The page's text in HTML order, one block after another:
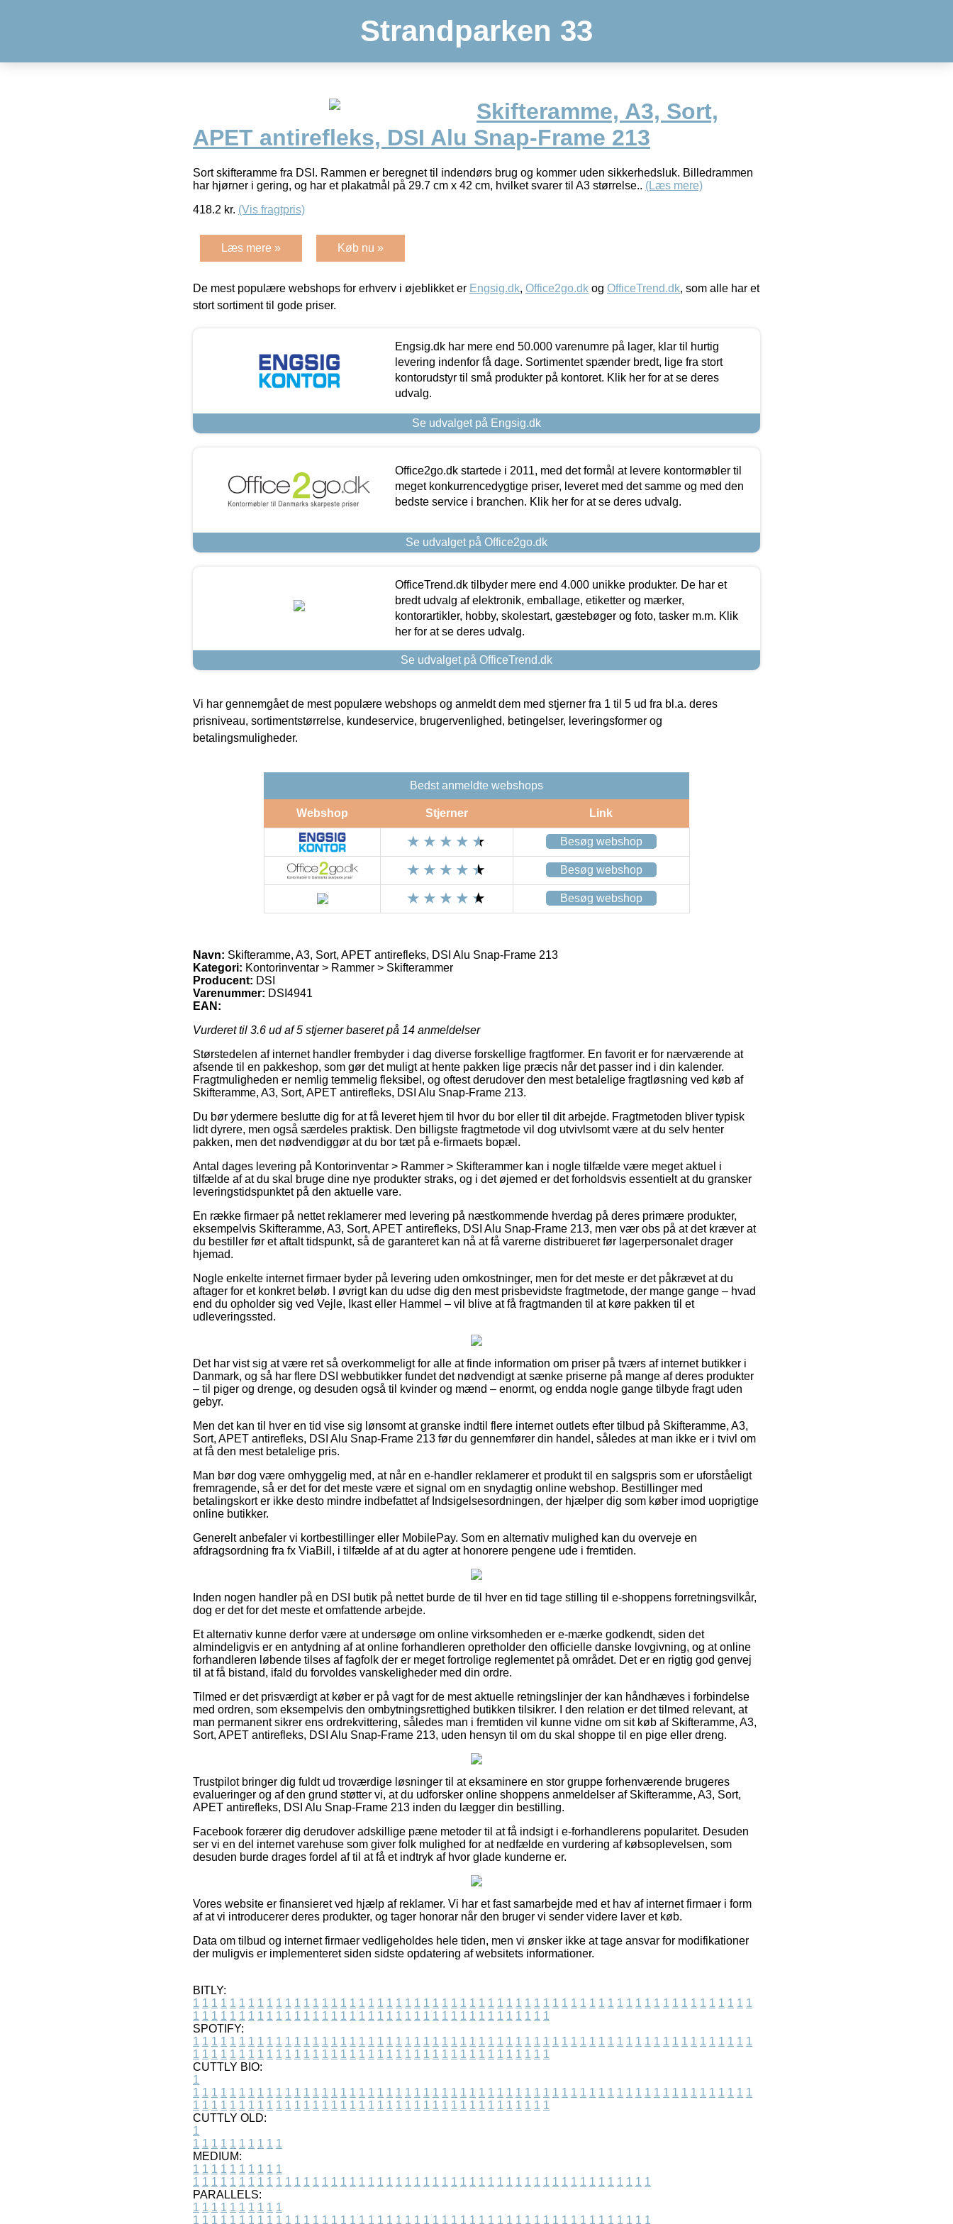
Strandparken 33
Skifteramme, A3, Sort,
APET antirefleks, DSI Alu Snap-Frame 213
Sort skifteramme fra DSI. Rammen er beregnet til indendørs brug og kommer uden sikkerhedsluk. Billedrammen
har hjørner i gering, og har et plakatmål på 29.7 cm x 42 cm, hvilket svarer til A3 størrelse.. (Læs mere)
418.2 kr. (Vis fragtpris)
Læs mere » Køb nu »
De mest populære webshops for erhverv i øjeblikket er Engsig.dk, Office2go.dk og OfficeTrend.dk, som alle har et
stort sortiment til gode priser.
Engsig.dk har mere end 50.000 varenumre på lager, klar til hurtig
levering indenfor få dage. Sortimentet spænder bredt, lige fra stort
kontorudstyr til små produkter på kontoret. Klik her for at se deres
udvalg.
Se udvalget på Engsig.dk
Office2go.dk startede i 2011, med det formål at levere kontormøbler til
meget konkurrencedygtige priser, leveret med det samme og med den
bedste service i branchen. Klik her for at se deres udvalg.
Se udvalget på Office2go.dk
OfficeTrend.dk tilbyder mere end 4.000 unikke produkter. De har et
bredt udvalg af elektronik, emballage, etiketter og mærker,
kontorartikler, hobby, skolestart, gæstebøger og foto, tasker m.m. Klik
her for at se deres udvalg.
Se udvalget på OfficeTrend.dk
Vi har gennemgået de mest populære webshops og anmeldt dem med stjerner fra 1 til 5 ud fra bl.a. deres
prisniveau, sortimentstørrelse, kundeservice, brugervenlighed, betingelser, leveringsformer og
betalingsmuligheder.
Bedst anmeldte webshops
Webshop Stjerner Link
Besøg webshop
Besøg webshop
Besøg webshop
Navn: Skifteramme, A3, Sort, APET antirefleks, DSI Alu Snap-Frame 213
Kategori: Kontorinventar > Rammer > Skifterammer
Producent: DSI
Varenummer: DSI4941
EAN:
Vurderet til 3.6 ud af 5 stjerner baseret på 14 anmeldelser
Størstedelen af internet handler frembyder i dag diverse forskellige fragtformer. En favorit er for nærværende at
afsende til en pakkeshop, som gør det muligt at hente pakken lige præcis når det passer ind i din kalender.
Fragtmuligheden er nemlig temmelig fleksibel, og oftest derudover den mest betalelige fragtløsning ved køb af
Skifteramme, A3, Sort, APET antirefleks, DSI Alu Snap-Frame 213.
Du bør ydermere beslutte dig for at få leveret hjem til hvor du bor eller til dit arbejde. Fragtmetoden bliver typisk
lidt dyrere, men også særdeles praktisk. Den billigste fragtmetode vil dog utvivlsomt være at du selv henter
pakken, men det nødvendiggør at du bor tæt på e-firmaets bopæl.
Antal dages levering på Kontorinventar > Rammer > Skifterammer kan i nogle tilfælde være meget aktuel i
tilfælde af at du skal bruge dine nye produkter straks, og i det øjemed er det forholdsvis essentielt at du gransker
leveringstidspunktet på den aktuelle vare.
En række firmaer på nettet reklamerer med levering på næstkommende hverdag på deres primære produkter,
eksempelvis Skifteramme, A3, Sort, APET antirefleks, DSI Alu Snap-Frame 213, men vær obs på at det kræver at
du bestiller før et aftalt tidspunkt, så de garanteret kan nå at få varerne distribueret før lagerpersonalet drager
hjemad.
Nogle enkelte internet firmaer byder på levering uden omkostninger, men for det meste er det påkrævet at du
aftager for et konkret beløb. I øvrigt kan du udse dig den mest prisbevidste fragtmetode, der mange gange – hvad
end du opholder sig ved Vejle, Ikast eller Hammel – vil blive at få fragtmanden til at køre pakken til et
udleveringssted.
Det har vist sig at være ret så overkommeligt for alle at finde information om priser på tværs af internet butikker i
Danmark, og så har flere DSI webbutikker fundet det nødvendigt at sænke priserne på mange af deres produkter
– til piger og drenge, og desuden også til kvinder og mænd – enormt, og endda nogle gange tilbyde fragt uden
gebyr.
Men det kan til hver en tid vise sig lønsomt at granske indtil flere internet outlets efter tilbud på Skifteramme, A3,
Sort, APET antirefleks, DSI Alu Snap-Frame 213 før du gennemfører din handel, således at man ikke er i tvivl om
at få den mest betalelige pris.
Man bør dog være omhyggelig med, at når en e-handler reklamerer et produkt til en salgspris som er uforståeligt
fremragende, så er det for det meste være et signal om en snydagtig online webshop. Bestillinger med
betalingskort er ikke desto mindre indbefattet af Indsigelsesordningen, der hjælper dig som køber imod uoprigtige
online butikker.
Generelt anbefaler vi kortbestillinger eller MobilePay. Som en alternativ mulighed kan du overveje en
afdragsordning fra fx ViaBill, i tilfælde af at du agter at honorere pengene ude i fremtiden.
Inden nogen handler på en DSI butik på nettet burde de til hver en tid tage stilling til e-shoppens forretningsvilkår,
dog er det for det meste et omfattende arbejde.
Et alternativ kunne derfor være at undersøge om online virksomheden er e-mærke godkendt, siden det
almindeligvis er en antydning af at online forhandleren opretholder den officielle danske lovgivning, og at online
forhandleren løbende tilses af fagfolk der er meget fortrolige reglementet på området. Det er en rigtig god genvej
til at få bistand, ifald du forvoldes vanskeligheder med din ordre.
Tilmed er det prisværdigt at køber er på vagt for de mest aktuelle retningslinjer der kan håndhæves i forbindelse
med ordren, som eksempelvis den ombytningsrettighed butikken tilsikrer. I den relation er det tilmed relevant, at
man permanent sikrer ens ordrekvittering, således man i fremtiden vil kunne vidne om sit køb af Skifteramme, A3,
Sort, APET antirefleks, DSI Alu Snap-Frame 213, uden hensyn til om du skal shoppe til en pige eller dreng.
Trustpilot bringer dig fuldt ud troværdige løsninger til at eksaminere en stor gruppe forhenværende brugeres
evalueringer og af den grund støtter vi, at du udforsker online shoppens anmeldelser af Skifteramme, A3, Sort,
APET antirefleks, DSI Alu Snap-Frame 213 inden du lægger din bestilling.
Facebook forærer dig derudover adskillige pæne metoder til at få indsigt i e-forhandlerens popularitet. Desuden
ser vi en del internet varehuse som giver folk mulighed for at nedfælde en vurdering af købsoplevelsen, som
desuden burde drages fordel af til at få et indtryk af hvor glade kunderne er.
Vores website er finansieret ved hjælp af reklamer. Vi har et fast samarbejde med et hav af internet firmaer i form
af at vi introducerer deres produkter, og tager honorar når den bruger vi sender videre laver et køb.
Data om tilbud og internet firmaer vedligeholdes hele tiden, men vi ønsker ikke at tage ansvar for modifikationer
der muligvis er implementeret siden sidste opdatering af websitets informationer.
BITLY:
1 1 1 1 1 1 1 1 1 1 1 1 1 1 1 1 1 1 1 1 1 1 1 1 1 1 1 1 1 1 1 1 1 1 1 1 1 1 1 1 1 1 1 1 1 1 1 1 1 1 1 1 1 1 1 1 1 1 1 1 1
1 1 1 1 1 1 1 1 1 1 1 1 1 1 1 1 1 1 1 1 1 1 1 1 1 1 1 1 1 1 1 1 1 1 1 1 1 1 1
SPOTIFY:
1 1 1 1 1 1 1 1 1 1 1 1 1 1 1 1 1 1 1 1 1 1 1 1 1 1 1 1 1 1 1 1 1 1 1 1 1 1 1 1 1 1 1 1 1 1 1 1 1 1 1 1 1 1 1 1 1 1 1 1 1
1 1 1 1 1 1 1 1 1 1 1 1 1 1 1 1 1 1 1 1 1 1 1 1 1 1 1 1 1 1 1 1 1 1 1 1 1 1 1
CUTTLY BIO:
1
1 1 1 1 1 1 1 1 1 1 1 1 1 1 1 1 1 1 1 1 1 1 1 1 1 1 1 1 1 1 1 1 1 1 1 1 1 1 1 1 1 1 1 1 1 1 1 1 1 1 1 1 1 1 1 1 1 1 1 1 1
1 1 1 1 1 1 1 1 1 1 1 1 1 1 1 1 1 1 1 1 1 1 1 1 1 1 1 1 1 1 1 1 1 1 1 1 1 1 1
CUTTLY OLD:
1
1 1 1 1 1 1 1 1 1 1
MEDIUM:
1 1 1 1 1 1 1 1 1 1
1 1 1 1 1 1 1 1 1 1 1 1 1 1 1 1 1 1 1 1 1 1 1 1 1 1 1 1 1 1 1 1 1 1 1 1 1 1 1 1 1 1 1 1 1 1 1 1 1 1
PARALLELS:
1 1 1 1 1 1 1 1 1 1
1 1 1 1 1 1 1 1 1 1 1 1 1 1 1 1 1 1 1 1 1 1 1 1 1 1 1 1 1 1 1 1 1 1 1 1 1 1 1 1 1 1 1 1 1 1 1 1 1 1